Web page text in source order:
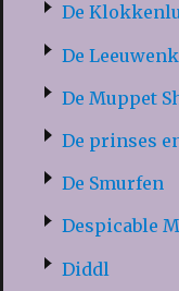
De
De
De Muppet
De prinses
De Smurfen
Despicable
Diddl